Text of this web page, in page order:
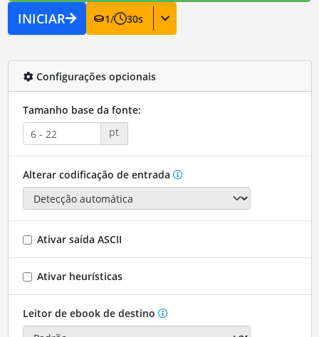
INICIAR 1/ 30s
Configurações opcionais
Tamanho base da fonte:
pt
Alterar codificação de entrada
Ativar saída ASCII
Ativar heurísticas
Leitor de ebook de destino